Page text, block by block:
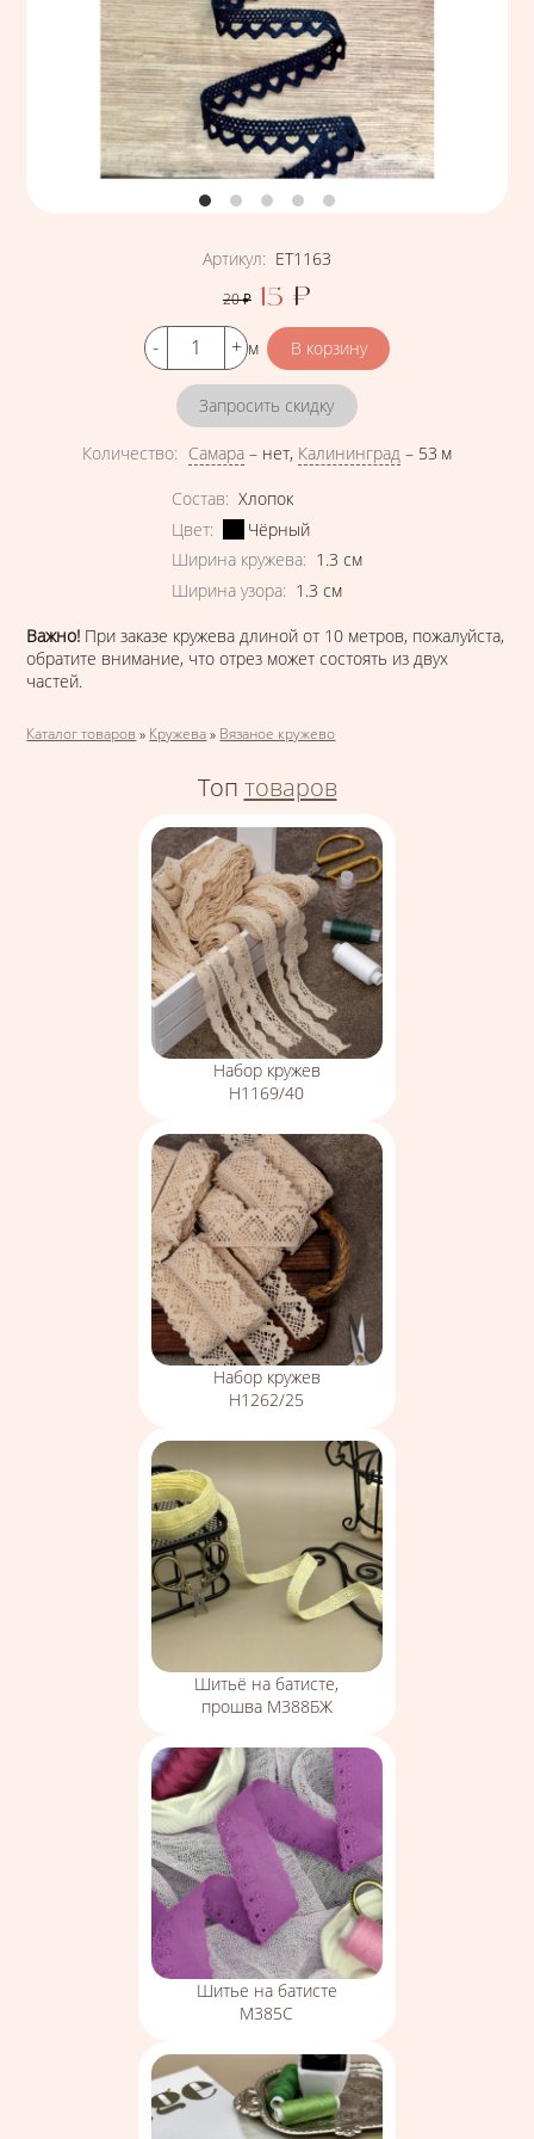
Артикул: ЕТ1163
Цена
20 ₽ 15 ₽
Кол-во м
Запросить скидку
Количество: Самара– нет, Калининград– 53 м
Характеристики
Состав: Хлопок
Цвет:
Чёрный
Ширина кружева: 1.3 см
Ширина узора: 1.3 см
Важно! При заказе кружева длиной от 10 метров, пожалуйста,
обратите внимание, что отрез может состоять из двух
частей.
Вы здесь
Каталог товаров » Кружева » Вязаное кружево
Топ товаров
Набор кружев
Н1169/40
Набор кружев
Н1262/25
Шитьё на батисте,
прошва М388БЖ
Шитье на батисте
М385С